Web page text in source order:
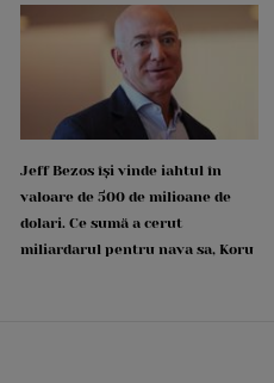
Jeff Bezos își vinde iahtul în
valoare de 500 de milioane de
dolari. Ce sumă a cerut
miliardarul pentru nava sa, Koru